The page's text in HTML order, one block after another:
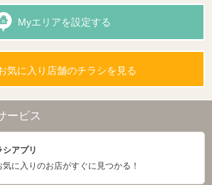
Myエリアを設定する
気に入り店舗のチラシを見る
ービス
シアプリ
に入りのお店がすぐに見つかる！